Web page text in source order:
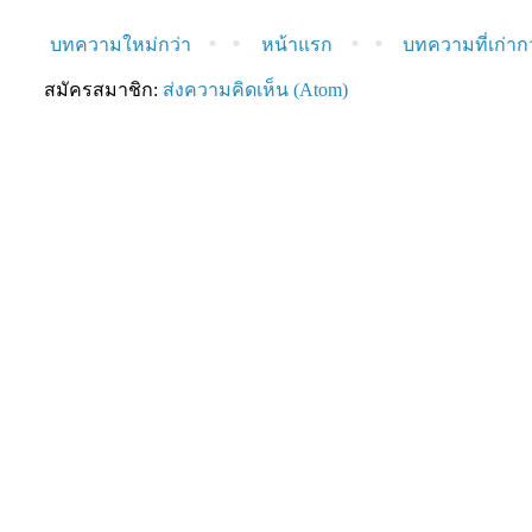
บทความใหม่กว่า บทความที่เก่าก
หน้าแรก
สมัครสมาชิก: ส่งความคิดเห็น (Atom)